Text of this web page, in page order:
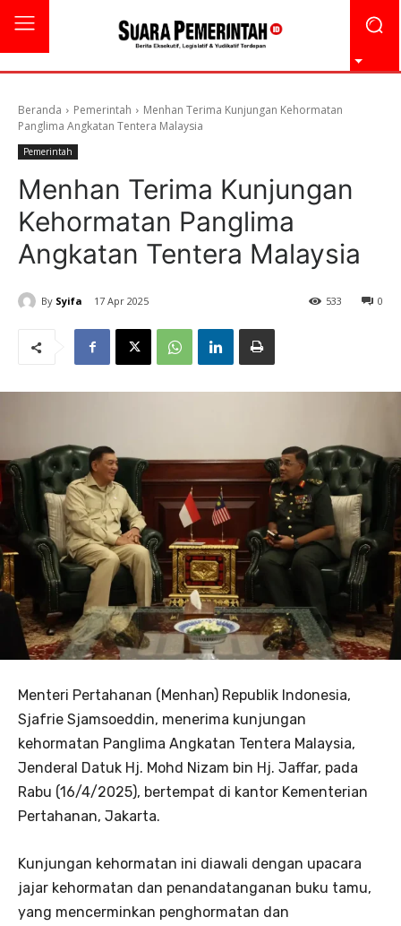
Beranda Pemerintah
Menhan Terima Kunjungan Kehormatan
Panglima Angkatan Tentera Malaysia
Pemerintah
Menhan Terima Kunjungan
Kehormatan Panglima
Angkatan Tentera Malaysia
By Syifa 17 Apr 2025 0
533
Menteri Pertahanan (Menhan) Republik Indonesia,
Sjafrie Sjamsoeddin, menerima kunjungan
kehormatan Panglima Angkatan Tentera Malaysia,
Jenderal Datuk Hj. Mohd Nizam bin Hj. Jaffar, pada
Rabu (16/4/2025), bertempat di kantor Kementerian
Pertahanan, Jakarta.
Kunjungan kehormatan ini diawali dengan upacara
jajar kehormatan dan penandatanganan buku tamu,
yang mencerminkan penghormatan dan